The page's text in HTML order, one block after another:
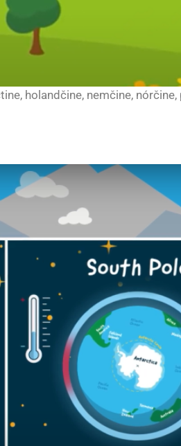
holandčine, nemčine,